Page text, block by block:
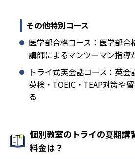
その他特別コース
医学部合格コース：医学部合
講師によるマンツーマン指導
トライ式英会話コース：英会
英検・TOEIC・TEAP対策や
る
個別教室のトライの夏期講
料金は？